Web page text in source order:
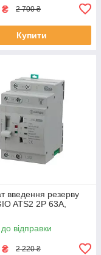
₴ 2 700 ₴
Купити
введення резерву
ATS2 2P 63A,
відправки
₴ 2 220 ₴